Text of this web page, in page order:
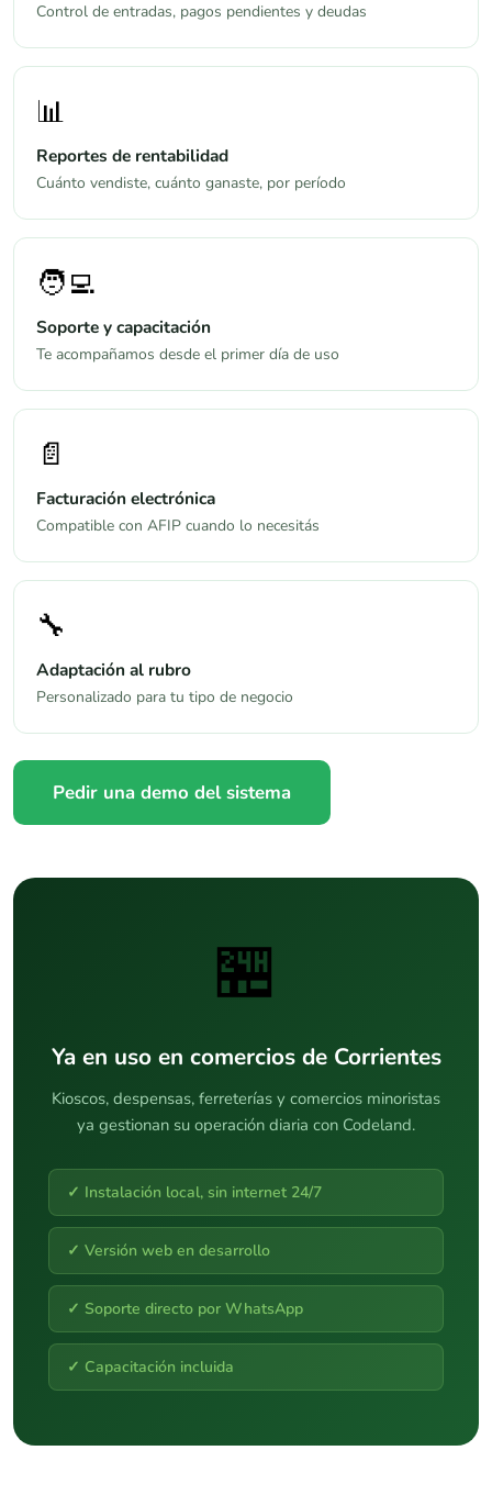
Control de entradas, pagos pendientes y deudas
📊
Reportes de rentabilidad
Cuánto vendiste, cuánto ganaste, por período
🧑‍💻
Soporte y capacitación
Te acompañamos desde el primer día de uso
📄
Facturación electrónica
Compatible con AFIP cuando lo necesitás
🔧
Adaptación al rubro
Personalizado para tu tipo de negocio
Pedir una demo del sistema
🏪
Ya en uso en comercios de Corrientes
Kioscos, despensas, ferreterías y comercios minoristas
ya gestionan su operación diaria con Codeland.
✓ Instalación local, sin internet 24/7
✓ Versión web en desarrollo
✓ Soporte directo por WhatsApp
✓ Capacitación incluida